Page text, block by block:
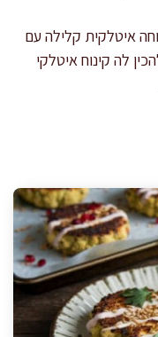
איטלקית קלילה עם
לה קינוח איטלקי